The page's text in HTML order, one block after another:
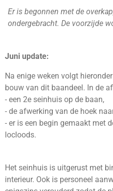
Er is begonnen met de
ondergebracht. De voorzijde
Juni update:
Na enige weken volgt
bouw van dit baandeel. In de
- een 2e seinhuis op de baan,
- de afwerking van de hoek
- er is een begin gemaakt met
locloods.
Het seinhuis is uitgerust met
interieur. Ook is personeel